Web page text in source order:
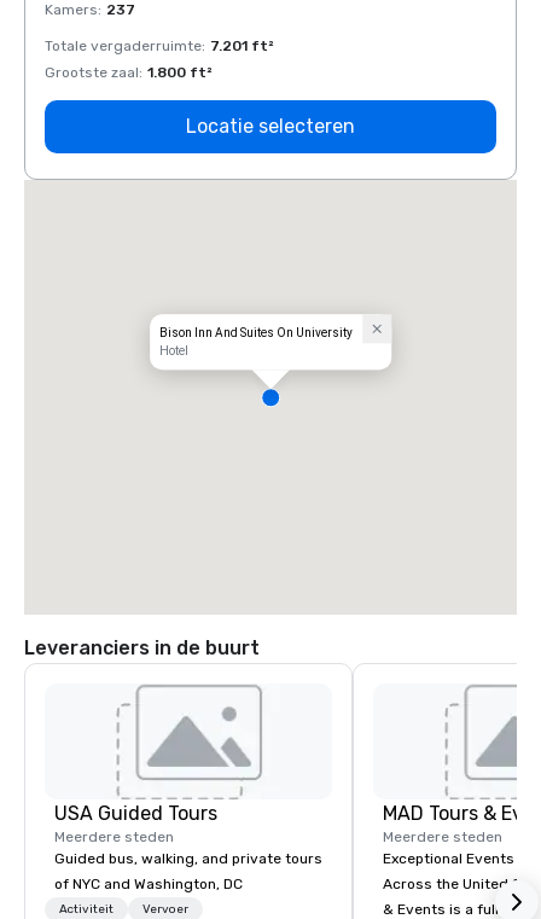
Kamers: 237
Totale vergaderruimte: 7.201 ft²
Grootste zaal: 1.800 ft²
Locatie selecteren
Bison Inn And Suites On University
Hotel
Leveranciers in de buurt
USA Guided Tours
Meerdere steden
Guided bus, walking, and private tours
of NYC and Washington, DC
Activiteit Vervoer
MAD Tours &
Meerdere steden
Exceptional Events &
Across the United States! MAD
& Events is a full-